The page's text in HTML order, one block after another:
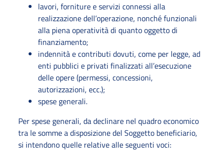
lavori, forniture e servizi connessi alla
realizzazione dell’operazione, nonché funzionali
alla piena operatività di quanto oggetto di
finanziamento;
indennità e contributi dovuti, come per legge, ad
enti pubblici e privati finalizzati all’esecuzione
delle opere (permessi, concessioni,
autorizzazioni, ecc.);
spese generali.
Per spese generali, da declinare nel quadro economico
tra le somme a disposizione del Soggetto beneficiario,
si intendono quelle relative alle seguenti voci: